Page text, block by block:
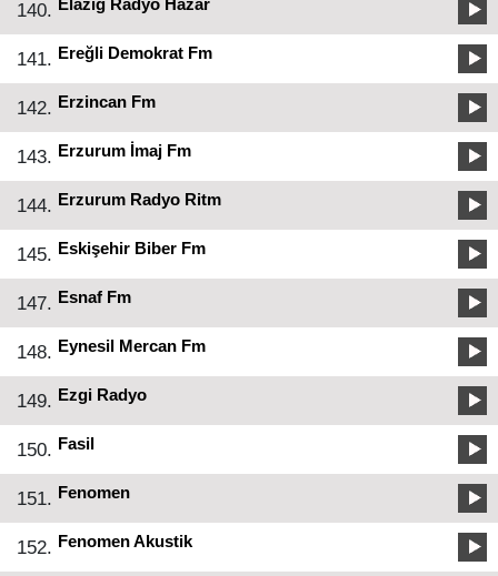
140. Elaziğ Radyo Hazar
141. Ereğli Demokrat Fm
142. Erzincan Fm
143. Erzurum İmaj Fm
144. Erzurum Radyo Ritm
145. Eskişehir Biber Fm
147. Esnaf Fm
148. Eynesil Mercan Fm
149. Ezgi Radyo
150. Fasil
151. Fenomen
152. Fenomen Akustik